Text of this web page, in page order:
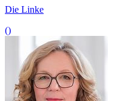
Die Linke
()